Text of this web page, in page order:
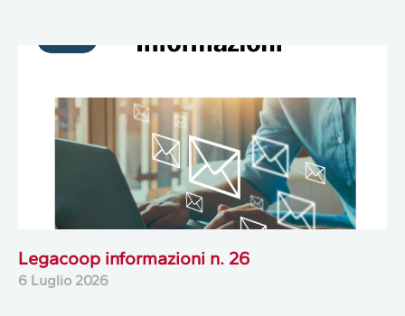
Legacoop informazioni n. 26
6 Luglio 2026